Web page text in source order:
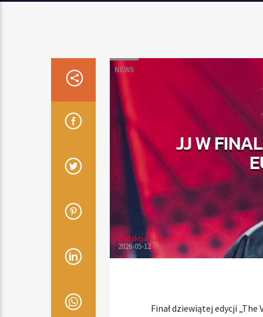
NEWS
JJ W
Redakcja Radia Strefa Muzy
2026-05-12
Finał dziewiątej edycji